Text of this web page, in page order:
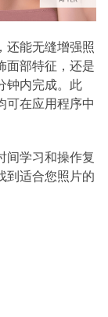
还能无缝增强照
面部特征，还是
钟内完成。此
可在应用程序中
间学习和操作复
到适合您照片的